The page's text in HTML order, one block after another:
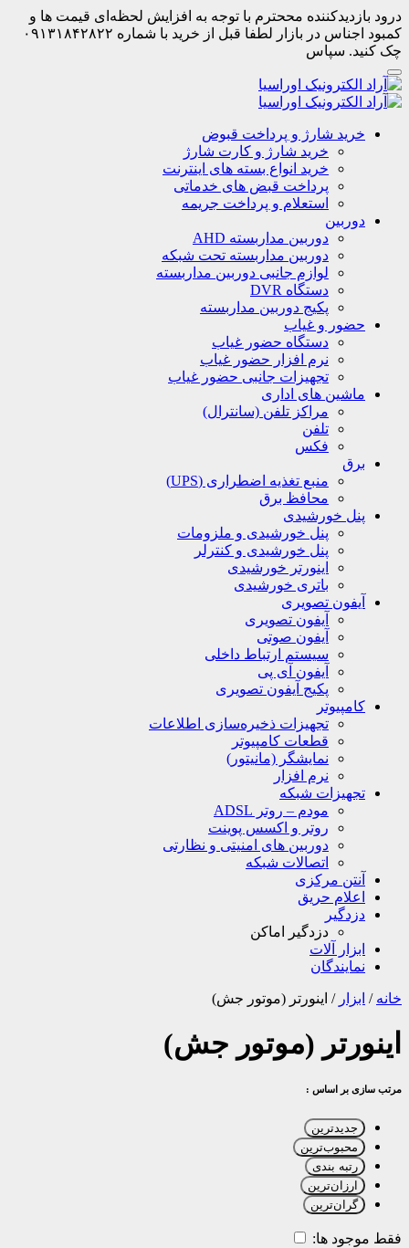
درود بازدیدکننده مححترم با توجه به افزایش لحظه‌ای قیمت ها و
کمبود اجناس در بازار لطفا قبل از خرید با شماره ۰۹۱۳۱۸۴۲۸۲۲
چک کنید. سپاس
خرید شارژ و پرداخت قبوض
خرید شارژ و کارت شارژ
خرید انواع بسته های اینترنت
پرداخت قبض های خدماتی
استعلام و پرداخت جریمه
دوربین
دوربین مداربسته AHD
دوربین مداربسته تحت شبکه
لوازم جانبی دوربین مداربسته
دستگاه DVR
پکیج دوربین مداربسته
حضور و غیاب
دستگاه حضور غیاب
نرم افزار حضور غیاب
تجهیزات جانبی حضور غیاب
ماشین های اداری
مراکز تلفن (سانترال)
تلفن
فکس
برق
منبع تغذیه اضطراری (UPS)
محافظ برق
پنل خورشیدی
پنل خورشیدی و ملزومات
پنل خورشیدی و کنترلر
اینورتر خورشیدی
باتری خورشیدی
آیفون تصویری
آیفون تصویری
آیفون صوتی
سیستم ارتباط داخلی
آیفون آی پی
پکیج آیفون تصویری
کامپیوتر
تجهیزات ذخیره‌سازی اطلاعات
قطعات کامپیوتر
نمایشگر (مانیتور)
نرم افزار
تجهیزات شبکه
مودم – روتر ADSL
روتر و اکسس پوینت
دوربین های امنیتی و نظارتی
اتصالات شبکه
آنتن مرکزی
اعلام حریق
دزدگیر
دزدگیر اماکن
ابزار آلات
نمایندگان
خانه / ابزار / اینورتر (موتور جش)
اینورتر (موتور جش)
مرتب سازی بر اساس :
جدیدترین
محبوب‌ترین
رتبه بندی
ارزان‌ترین
گران‌ترین
فقط موجود ها: